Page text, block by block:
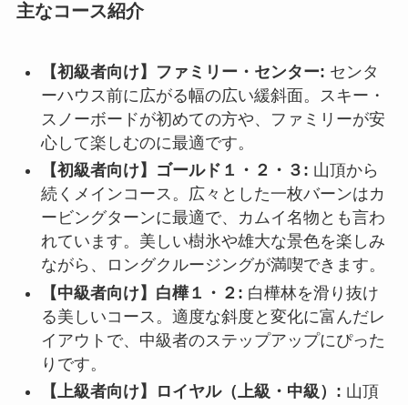
主なコース紹介
【初級者向け】ファミリー・センター: センタ
ーハウス前に広がる幅の広い緩斜面。スキー・
スノーボードが初めての方や、ファミリーが安
心して楽しむのに最適です。
【初級者向け】ゴールド１・２・３: 山頂から
続くメインコース。広々とした一枚バーンはカ
ービングターンに最適で、カムイ名物とも言わ
れています。美しい樹氷や雄大な景色を楽しみ
ながら、ロングクルージングが満喫できます。
【中級者向け】白樺１・２: 白樺林を滑り抜け
る美しいコース。適度な斜度と変化に富んだレ
イアウトで、中級者のステップアップにぴった
りです。
【上級者向け】ロイヤル（上級・中級）: 山頂